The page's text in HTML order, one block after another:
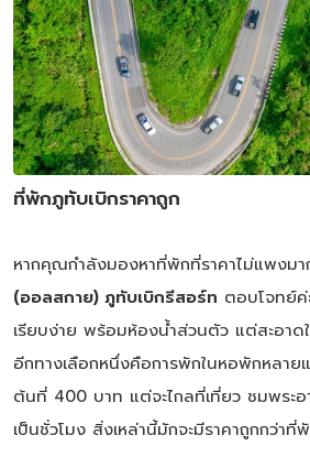
ที่พักภูทับเบิกราคาถูก
หากคุณกำลังมองหาที่พักที่ราคาไม่แพงมา
(ออลสกาย) ภูทับเบิกรีสอร์ท ตอบโจทย์ค่
เรียบง่าย พร้อมห้องน้ำส่วนตัว แต่สะอาด
อีกทางเลือกหนึ่งคือการพักในหอพักหลาย
ต้นที่ 400 บาท แต่จะไกลที่เที่ยว ชมพระ
เป็นชั่วโมง สิ่งเหล่านี้มักจะมีราคาถูกกว่าที่